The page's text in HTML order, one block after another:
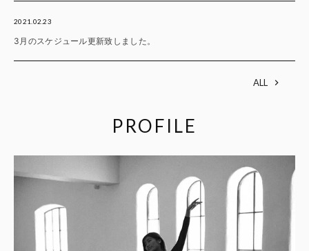
2021.02.23
3月のスケジュール更新致しました。
ALL
PROFILE